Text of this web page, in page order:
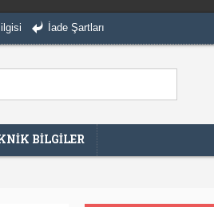
İade Şartları
BİLGİLER